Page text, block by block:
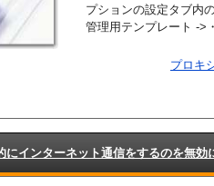
プションの設定タブ内
管理用テンプレート ->
プロキ
にインターネット通信をするのを無効